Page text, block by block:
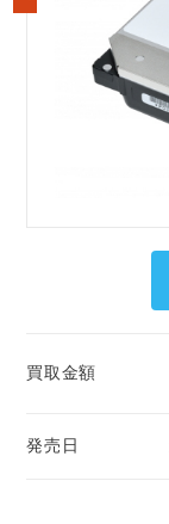
買取金額
発売日